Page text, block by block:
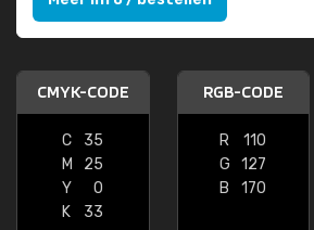
CMYK-CODE
C
35
M
25
Y
0
K
33
RGB-CODE
R
110
G
127
B
170